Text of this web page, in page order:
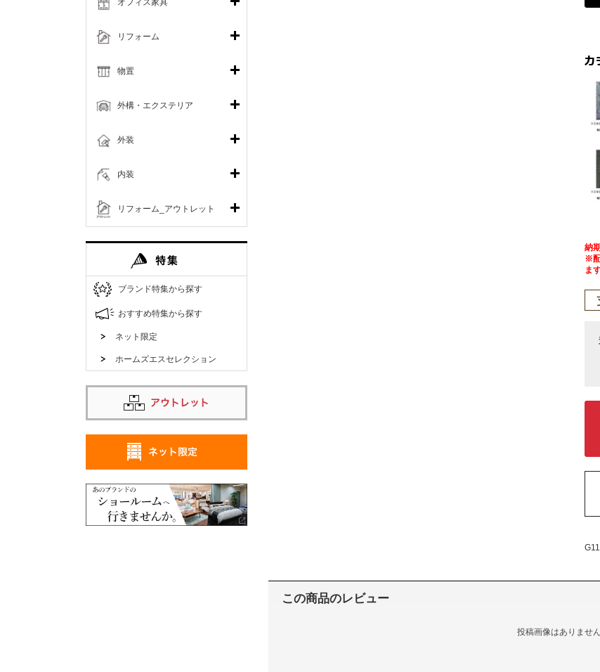
納
※
ま
この商品のレビュー
投稿画像はありません
オフィス家具
リフォーム
リフォーム_アウトレット
物置
外構・エクステリア
外装
内装
ブランド特集から探す
おすすめ特集から探す
ネット限定
ホームズエスセレクション